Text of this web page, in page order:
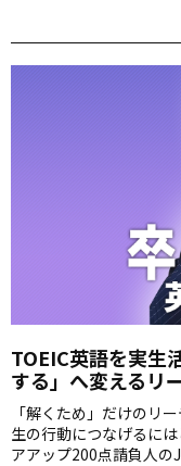
TOEIC英語を実生
する」へ変えるリ
「解くため」だけのリ
生の行動につなげるに
アアップ200点請負人の